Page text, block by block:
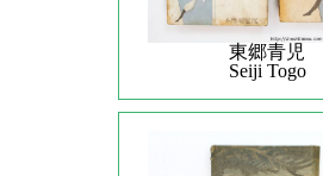
東郷青児
Seiji Togo